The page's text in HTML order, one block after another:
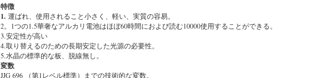
特徴
1. 運ばれ、使用されること小さく、軽い、実質の容易。
2。1つの1.5華奢なアルカリ電池はほぼ60時間におよび読む10000使用することができる。
3.安定性が高い
4.取り替えるのための長期安定した光源の必要性。
5.水晶の標準的な板、脱線無し。
変数
JJG 696 （第1レベル標準）までの技術的な変数。